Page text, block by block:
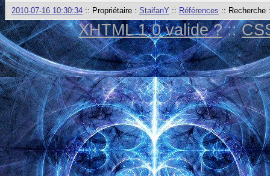
2010-07-16 10:30:34 :: Propriétaire : StaifanY :: Références :: Recherche
XHTML 1.0 valide ?::